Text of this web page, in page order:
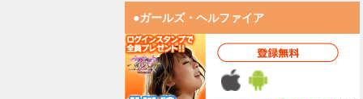
●ガールズ・ヘルファイア